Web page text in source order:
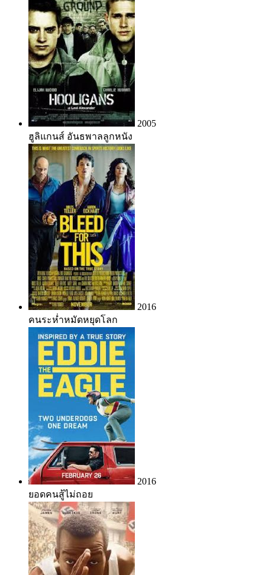
2005
ฮูลิแกนส์ อันธพาลลูกหนัง
2016
คนระห่ำหมัดหยุดโลก
2016
ยอดคนสู้ไม่ถอย